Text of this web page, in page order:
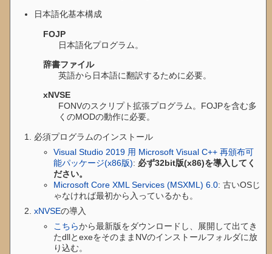
日本語化基本構成
FOJP
日本語化プログラム。
辞書ファイル
英語から日本語に翻訳するために必要。
xNVSE
FONVのスクリプト拡張プログラム。FOJPを含む多
くのMODの動作に必要。
必須プログラムのインストール
Visual Studio 2019 用 Microsoft Visual C++ 再頒布可
能パッケージ(x86版): 必ず32bit版(x86)を導入してく
ださい。
Microsoft Core XML Services (MSXML) 6.0: 古いOSじ
ゃなければ最初から入っているかも。
xNVSEの導入
こちらから最新版をダウンロードし、展開して出てき
たdllとexeをそのままNVのインストールフォルダに放
り込む。